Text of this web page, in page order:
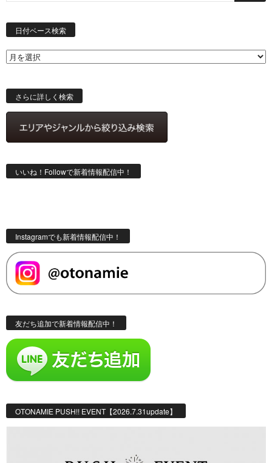
日付ベース検索
ス
索
さらに詳しく検索
いいね！Followで新着情報配信中！
Instagramでも新着情報配信中！
友だち追加で新着情報配信中！
OTONAMIE PUSH!! EVENT【2026.7.31update】